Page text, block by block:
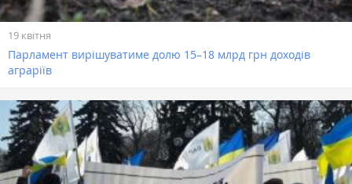
19 квітня
Парламент вирішуватиме долю 15–18 млрд грн доходів
аграріїв